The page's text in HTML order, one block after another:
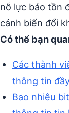
nỗ lực bảo tồn
cảnh biến đổi
Có thể bạn
Các thành
thông tin
Bao nhiêu